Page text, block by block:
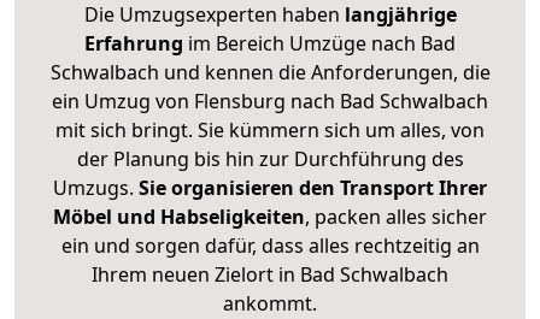
Die Umzugsexperten haben langjährige
Erfahrung im Bereich Umzüge nach Bad
Schwalbach und kennen die Anforderungen, die
ein Umzug von Flensburg nach Bad Schwalbach
mit sich bringt. Sie kümmern sich um alles, von
der Planung bis hin zur Durchführung des
Umzugs. Sie organisieren den Transport Ihrer
Möbel und Habseligkeiten, packen alles sicher
ein und sorgen dafür, dass alles rechtzeitig an
Ihrem neuen Zielort in Bad Schwalbach
ankommt.